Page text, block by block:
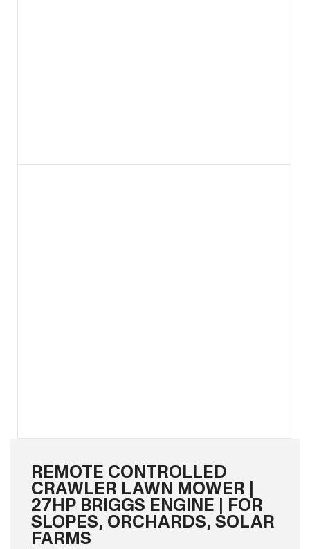
REMOTE CONTROLLED
CRAWLER LAWN MOWER |
27HP BRIGGS ENGINE | FOR
SLOPES, ORCHARDS, SOLAR
FARMS